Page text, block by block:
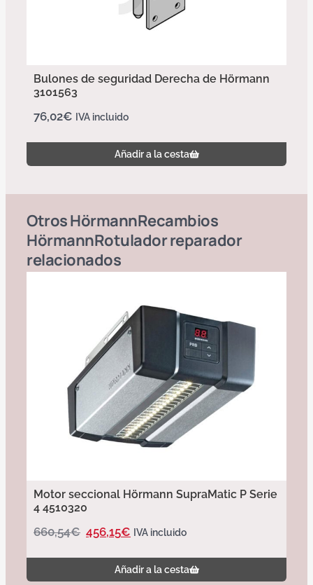
Bulones de seguridad Derecha de Hörmann
3101563
76,02€ IVA incluido
Añadir a la cesta
OtrosHörmannRecambios
HörmannRotulador reparador
relacionados
Motor seccional Hörmann SupraMatic P Serie
4 4510320
660,54€ 456,15€ IVA incluido
Añadir a la cesta